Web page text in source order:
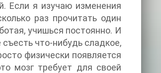
Если я изучаю изменения
раз прочитать один
учишься постоянно. И
что-нибудь сладкое,
физически появляется
мозг требует для своей